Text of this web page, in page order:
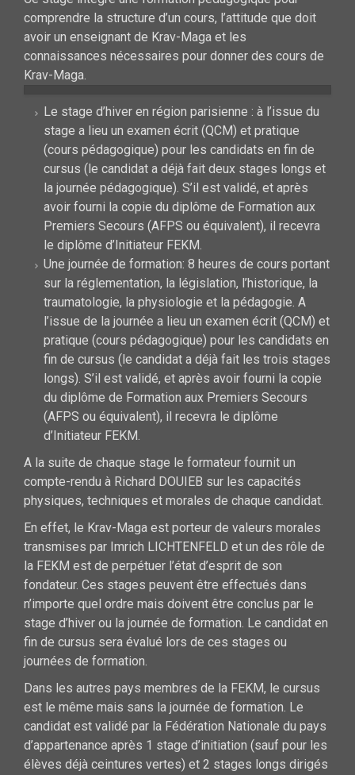
comprendre la structure d’un cours, l’attitude que doit
avoir un enseignant de Krav-Maga et les
connaissances nécessaires pour donner des cours de
Krav-Maga.
Le stage d’hiver en région parisienne : à l’issue du
stage a lieu un examen écrit (QCM) et pratique
(cours pédagogique) pour les candidats en fin de
cursus (le candidat a déjà fait deux stages longs et
la journée pédagogique). S’il est validé, et après
avoir fourni la copie du diplôme de Formation aux
Premiers Secours (AFPS ou équivalent), il recevra
le diplôme d’Initiateur FEKM.
Une journée de formation: 8 heures de cours portant
sur la réglementation, la législation, l’historique, la
traumatologie, la physiologie et la pédagogie. A
l’issue de la journée a lieu un examen écrit (QCM) et
pratique (cours pédagogique) pour les candidats en
fin de cursus (le candidat a déjà fait les trois stages
longs). S’il est validé, et après avoir fourni la copie
du diplôme de Formation aux Premiers Secours
(AFPS ou équivalent), il recevra le diplôme
d’Initiateur FEKM.
A la suite de chaque stage le formateur fournit un
compte-rendu à Richard DOUIEB sur les capacités
physiques, techniques et morales de chaque candidat.
En effet, le Krav-Maga est porteur de valeurs morales
transmises par Imrich LICHTENFELD et un des rôle de
la FEKM est de perpétuer l’état d’esprit de son
fondateur. Ces stages peuvent être effectués dans
n’importe quel ordre mais doivent être conclus par le
stage d’hiver ou la journée de formation. Le candidat en
fin de cursus sera évalué lors de ces stages ou
journées de formation.
Dans les autres pays membres de la FEKM, le cursus
est le même mais sans la journée de formation. Le
candidat est validé par la Fédération Nationale du pays
d’appartenance après 1 stage d’initiation (sauf pour les
élèves déjà ceintures vertes) et 2 stages longs dirigés